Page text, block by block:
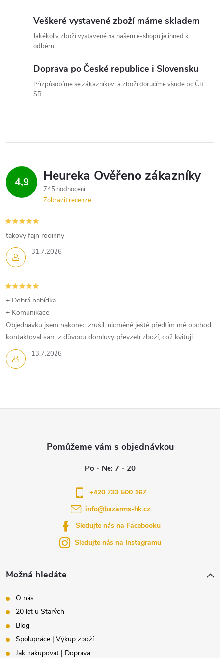
u
Veškeré vystavené zboží máme skladem
Jakékoliv zboží vystavené na našem e-shopu je ihned k
odběru.
Doprava po České republice i Slovensku
Přizpůsobíme se zákazníkovi a zboží doručíme všude po ČR i
SR.
4,9
745 hodnocení
Zobrazit recenze
31.7.2026
takovy fajn rodinny
13.7.2026
+ Dobrá nabídka
+ Komunikace
Objednávku jsem nakonec zrušil, nicméně ještě předtím mě obchod
kontaktoval sám z důvodu domluvy převzetí zboží, což kvituji.
Možná hledáte
O nás
20 let u Starých
Blog
Spolupráce | Výkup zboží
Jak nakupovat | Doprava
info@bazarms-hk.cz
+420 733 500 167
Sledujte nás na Facebooku
Sledujte nás na Instagramu